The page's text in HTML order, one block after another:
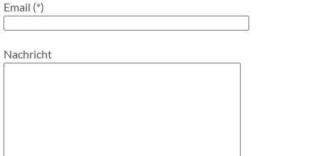
Email (*)
Nachricht